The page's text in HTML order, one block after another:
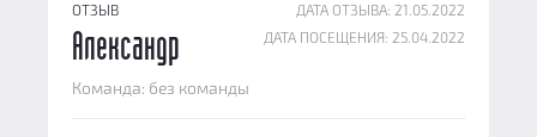
ОТЗЫВ
ДАТА ОТЗЫВА: 21.05.2022
ДАТА ПОСЕЩЕНИЯ: 25.04.2022
Александр
Команда: без команды